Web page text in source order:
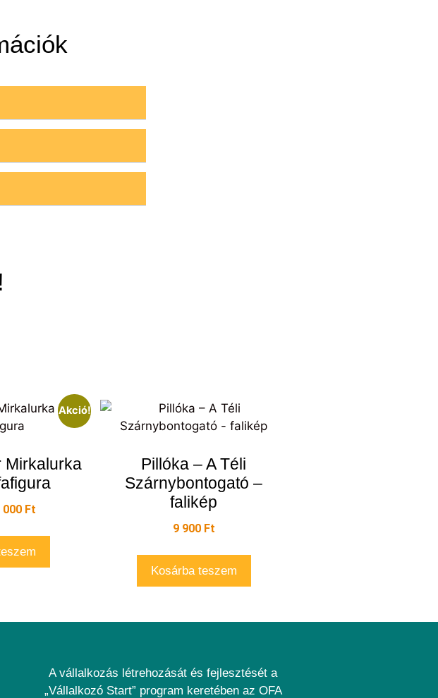
Akció!
Mirkalurka
000 Ft
Pillóka – A Téli
Szárnybontogató –
falikép
9 900 Ft
Kosárba teszem
A vállalkozás létrehozását és fejlesztését a
„Vállalkozó Start” program keretében az OFA